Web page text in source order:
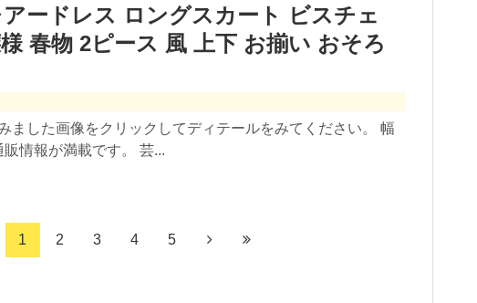
ードレス ロングスカート ビスチェ
春物 2ピース 風 上下 お揃い おそろ
ました画像をクリックしてディテールをみてください。 幅
情報が満載です。 芸...
1 2 3 4 5